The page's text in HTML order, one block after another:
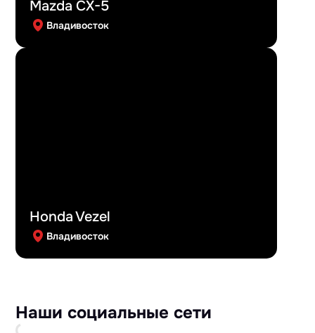
Mazda CX-5
Владивосток
Honda Vezel
Владивосток
Наши социальные сети